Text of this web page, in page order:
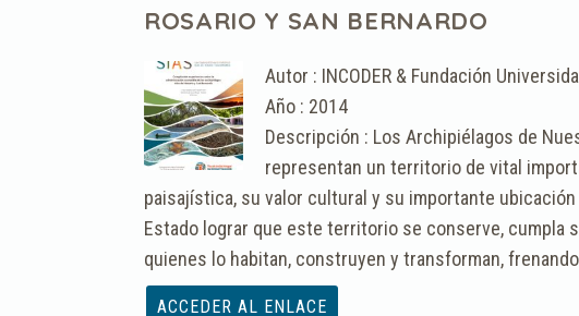
ROSARIO Y SAN BERNARDO
Autor : INCODER & Fundación
Año : 2014
Descripción : Los Archipiélagos de
representan un territorio de vital
paisajística, su valor cultural y su importante
Estado lograr que este territorio se conserve, cumpla
quienes lo habitan, construyen y transforman,